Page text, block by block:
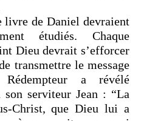
livre de Daniel devraient
étudiés. Chaque
Dieu devrait s’efforcer
transmettre le message
a révélé
son serviteur Jean : “La
Christ, que Dieu lui a